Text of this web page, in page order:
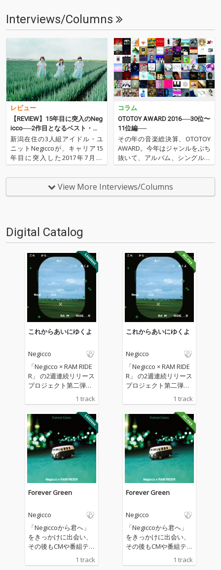
Interviews/Columns
レビュー
【REVIEW】15年目に突入のNeg
icco──2作目となるベスト・ア
ルバムをハイレゾ配信
新潟在住の3人組アイドル・ユ
ニットNegiccoが、キャリア15
年目に突入した2017年7月20
日、2作目となるベスト・アル
バム『Negicco 2011～2017 -BES
T- 2』をリリース。「光のシュ
プール」「ねぇバーディア」と
コラム
OTOTOY AWARD 2016──30位〜
11位編──
その年の音楽総決算、OTOTOY
AWARD。今年はジャンルをぶち
抜いて、アルバム、シングル含
めて総合チャートとして、2016
年にイキの良かった50枚を選出
しました。こちらでは30位から
11位を発表します。今年の音
View More Interviews/Columns
Digital Catalog
これからあいにゆくよ
Negicco
「Negicco × RAM RIDE
R」 の2週連続リリース
プロジェクト第二弾は
テーマにしたメロウで
チルな極上のJ-POP！LI
VEやコンサートのため
に電車や車で移動する
ときの気持ちを観客と
アーティストの両サイ
ドから描き出し、その
感情が交差する瞬間を
鮮やかに描き出す。Ne
giccoのメンバーMegu
とNao☆のレアなラッ
edeのユニゾン、デュ
エットパートなど、異
色づくしのコラボレー
ションによる奇跡の1
1 track
これからあいにゆくよ
Negicco
「Negicco × RAM RIDE
R」 の2週連続リリース
プロジェクト第二弾は
「それぞれの遠征」を
テーマにしたメロウで
チルな極上のJ-POP！LI
VEやコンサートのため
に電車や車で移動する
ときの気持ちを観客と
アーティストの両サイ
ドから描き出し、その
感情が交差する瞬間を
鮮やかに描き出す。Ne
giccoのメンバーMegu
とNao☆のレアなラッ
edeのユニゾン、デュ
エットパートなど、異
色づくしのコラボレー
ションによる奇跡の1
1 track
Forever Green
Negicco
「Negiccoから君へ」
をきっかけに出会い、
その後もCMや番組テー
ス企画を通じて数々の
1 track
Forever Green
Negicco
「Negiccoから君へ」
をきっかけに出会い、
その後もCMや番組テー
マソング、プロデュー
ス企画を通じて数々の
1 track